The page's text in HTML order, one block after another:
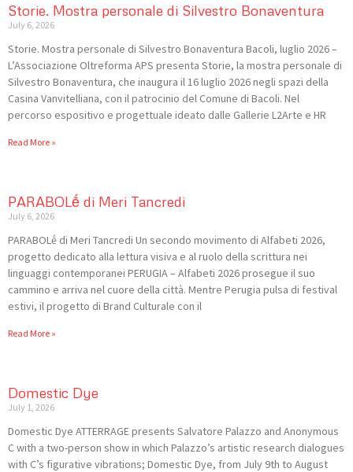
Storie. Mostra personale di Silvestro Bonaventura
July 6, 2026
Storie. Mostra personale di Silvestro Bonaventura Bacoli, luglio 2026 –
L’Associazione Oltreforma APS presenta Storie, la mostra personale di
Silvestro Bonaventura, che inaugura il 16 luglio 2026 negli spazi della
Casina Vanvitelliana, con il patrocinio del Comune di Bacoli. Nel
percorso espositivo e progettuale ideato dalle Gallerie L2Arte e HR
Read More »
PARABOLḗ di Meri Tancredi
July 6, 2026
PARABOLḗ di Meri Tancredi Un secondo movimento di Alfabeti 2026,
progetto dedicato alla lettura visiva e al ruolo della scrittura nei
linguaggi contemporanei PERUGIA – Alfabeti 2026 prosegue il suo
cammino e arriva nel cuore della città. Mentre Perugia pulsa di festival
estivi, il progetto di Brand Culturale con il
Read More »
Domestic Dye
July 1, 2026
Domestic Dye ATTERRAGE presents Salvatore Palazzo and Anonymous
C with a two-person show in which Palazzo’s artistic research dialogues
with C’s figurative vibrations; Domestic Dye, from July 9th to August